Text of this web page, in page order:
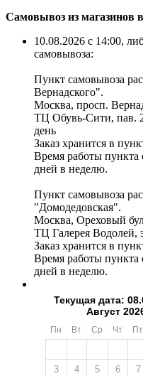
Самовывоз из магазинов
10.08.2026 с 14:00,
самовывоза:
Пункт самовывоза
Вернадского".
Москва, просп.
ТЦ Обувь-Сити, пав.
день
Заказ хранится в
Время работы пункта
дней в неделю.
Пункт самовывоза
"Домодедовская".
Москва, Ореховый
ТЦ Галерея Водолей,
Заказ хранится в
Время работы пункта
дней в неделю.
Текущая дата:
Август
Пн Вт Ср Чт Пт
3
4 5 6 7